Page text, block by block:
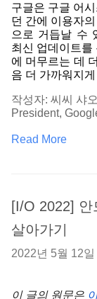
구글은 구글 어
던 간에 이용자
으로 거듭날 수
최신 업데이트를
에 머무르는 데
음 더 가까워지
작성자: 씨씨 샤
President,
Read More
[I/O 2022]
살아가기
2022년 5월 12일
이 글의 원문은